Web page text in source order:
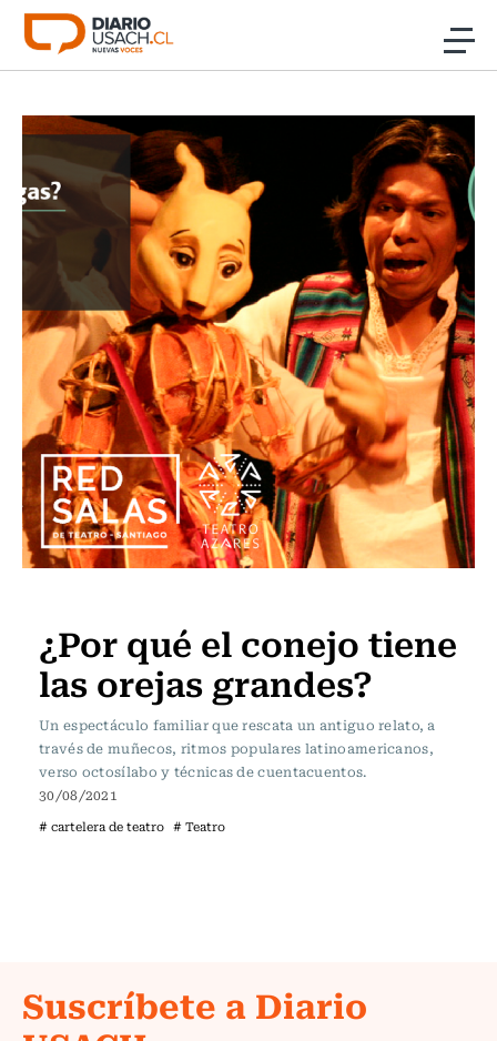
Click acá para ir directamente al contenido
Investigación
Cultura
Programas Radio y TV Usach
¿Por qué el conejo tiene
las orejas grandes?
Un espectáculo familiar que rescata un antiguo relato, a
través de muñecos, ritmos populares latinoamericanos,
verso octosílabo y técnicas de cuentacuentos.
30/08/2021
# cartelera de teatro # Teatro